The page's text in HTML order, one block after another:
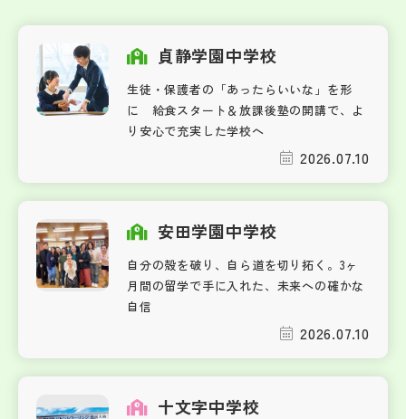
貞静学園中学校
生徒・保護者の「あったらいいな」を形
に 給食スタート＆放課後塾の開講で、よ
り安心で充実した学校へ
2026.07.10
安田学園中学校
自分の殻を破り、自ら道を切り拓く。3ヶ
月間の留学で手に入れた、未来への確かな
自信
2026.07.10
十文字中学校